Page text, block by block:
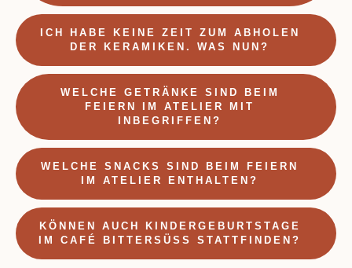
ICH HABE KEINE ZEIT ZUM ABHOLEN
DER KERAMIKEN. WAS NUN?
WELCHE GETRÄNKE SIND BEIM
FEIERN IM ATELIER MIT
INBEGRIFFEN?
WELCHE SNACKS SIND BEIM FEIERN
IM ATELIER ENTHALTEN?
KÖNNEN AUCH KINDERGEBURTSTAGE
IM CAFÉ BITTERSÜSS STATTFINDEN?